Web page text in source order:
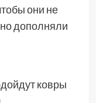
они не
дополняли
ковры